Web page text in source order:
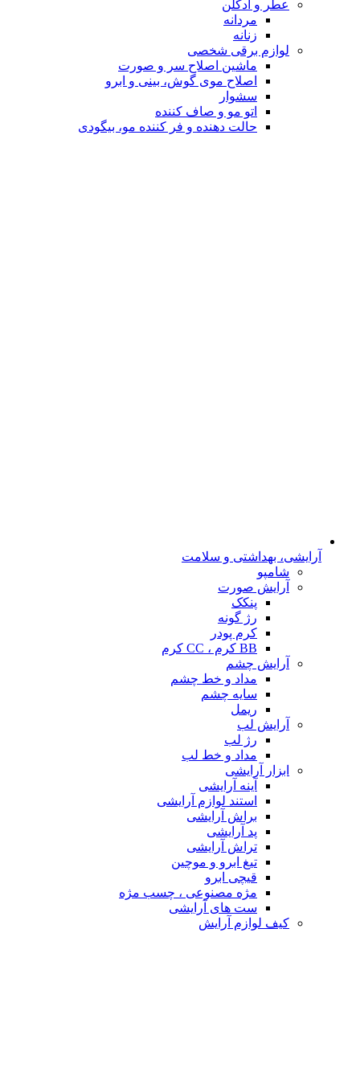
عطر و ادکلن
مردانه
زنانه
لوازم برقی شخصی
ماشین اصلاح سر و صورت
اصلاح موی گوش، بینی و ابرو
سشوار
اتو مو و صاف کننده
حالت دهنده و فر کننده مو، بیگودی
آرایشی، بهداشتی و سلامت
شامپو
آرایش صورت
پنکک
رژ گونه
کرم پودر
BB کرم ، CC کرم
آرایش چشم
مداد و خط چشم
سایه چشم
ریمل
آرایش لب
رژ لب
مداد و خط لب
ابزار آرایشی
آینه آرایشی
استند لوازم آرایشی
براش آرایشی
پد آرایشی
تراش آرایشی
تیغ ابرو و موچین
قیچی ابرو
مژه مصنوعی ، چسب مژه
ست های آرایشی
کیف لوازم آرایش